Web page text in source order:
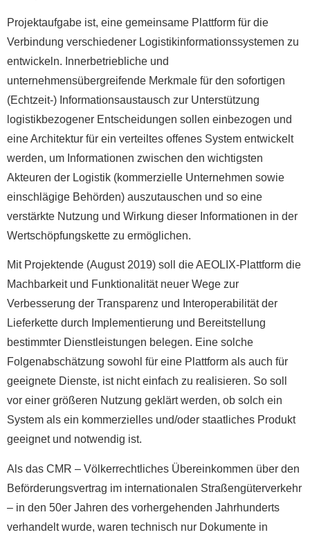
Projektaufgabe ist, eine gemeinsame Plattform für die
Verbindung verschiedener Logistikinformationssystemen zu
entwickeln. Innerbetriebliche und
unternehmensübergreifende Merkmale für den sofortigen
(Echtzeit-) Informationsaustausch zur Unterstützung
logistikbezogener Entscheidungen sollen einbezogen und
eine Architektur für ein verteiltes offenes System entwickelt
werden, um Informationen zwischen den wichtigsten
Akteuren der Logistik (kommerzielle Unternehmen sowie
einschlägige Behörden) auszutauschen und so eine
verstärkte Nutzung und Wirkung dieser Informationen in der
Wertschöpfungskette zu ermöglichen.
Mit Projektende (August 2019) soll die AEOLIX-Plattform die
Machbarkeit und Funktionalität neuer Wege zur
Verbesserung der Transparenz und Interoperabilität der
Lieferkette durch Implementierung und Bereitstellung
bestimmter Dienstleistungen belegen. Eine solche
Folgenabschätzung sowohl für eine Plattform als auch für
geeignete Dienste, ist nicht einfach zu realisieren. So soll
vor einer größeren Nutzung geklärt werden, ob solch ein
System als ein kommerzielles und/oder staatliches Produkt
geeignet und notwendig ist.
Als das CMR – Völkerrechtliches Übereinkommen über den
Beförderungsvertrag im internationalen Straßengüterverkehr
– in den 50er Jahren des vorhergehenden Jahrhunderts
verhandelt wurde, waren technisch nur Dokumente in